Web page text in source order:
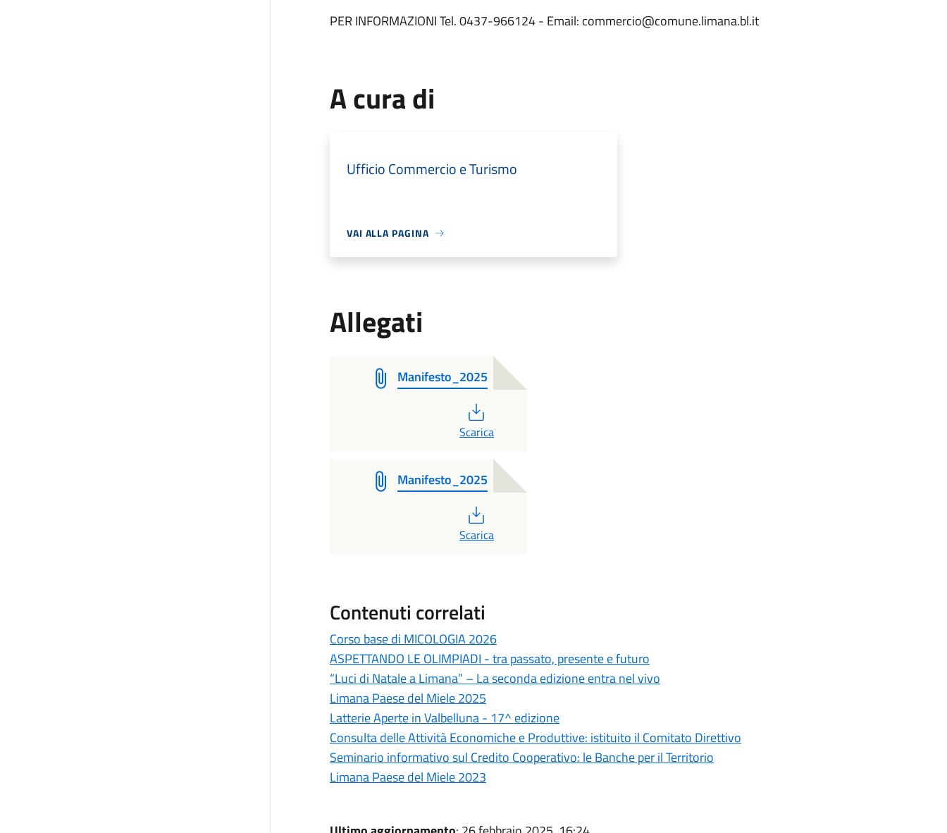
PER INFORMAZIONI Tel. 0437-966124 - Email: commercio@comune.limana.bl.it
A cura di
Ufficio Commercio e Turismo
VAI ALLA PAGINA
Allegati
Manifesto_2025
Scarica
Manifesto_2025
Scarica
Contenuti correlati
Corso base di MICOLOGIA 2026
ASPETTANDO LE OLIMPIADI - tra passato, presente e futuro
“Luci di Natale a Limana” – La seconda edizione entra nel vivo
Limana Paese del Miele 2025
Latterie Aperte in Valbelluna - 17^ edizione
Consulta delle Attività Economiche e Produttive: istituito il Comitato Direttivo
Seminario informativo sul Credito Cooperativo: le Banche per il Territorio
Limana Paese del Miele 2023